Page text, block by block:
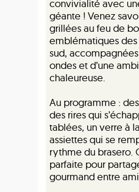
convivialité avec
géante ! Venez
grillées au feu de
emblématiques des
sud,
ondes et d’une
chaleureuse.
Au programme :
des rires qui
tablées, un verre à
assiettes qui se
rythme du brasero.
parfaite pour
gourmand entre